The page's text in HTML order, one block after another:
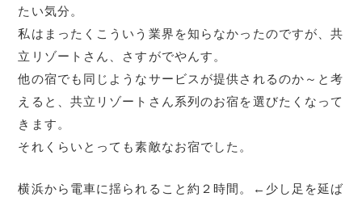
たい気分。
私はまったくこういう業界を知らなかったのですが、共
立リゾートさん、さすがでやんす。
他の宿でも同じようなサービスが提供されるのか～と考
えると、共立リゾートさん系列のお宿を選びたくなって
きます。
それくらいとっても素敵なお宿でした。
横浜から電車に揺られること約２時間。←少し足を延ば